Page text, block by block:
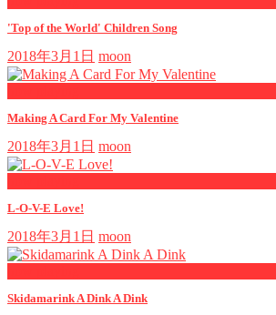
'Top of the World' Children Song
2018年3月1日 moon
Making A Card For My Valentine
2018年3月1日 moon
L-O-V-E Love!
2018年3月1日 moon
Skidamarink A Dink A Dink